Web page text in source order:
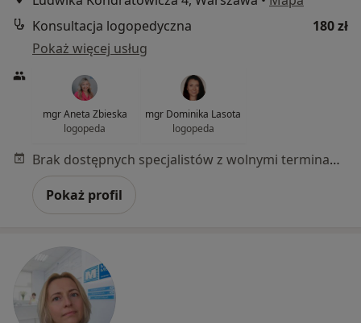
Konsultacja logopedyczna
180 zł
Pokaż więcej usług
mgr Aneta Zbieska
logopeda
mgr Dominika Lasota
logopeda
Brak dostępnych specjalistów z wolnymi terminami w tym centrum medycznym.
Pokaż profil